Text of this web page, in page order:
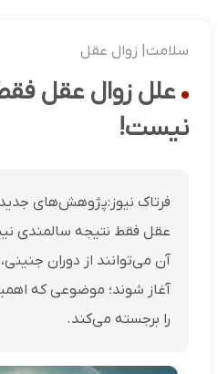
سلامت| زوال عقل
علل زوال عقل
نیست!
فرتاک نیوز:پژوهش‌های
عقل فقط نتیجه سالمندی
آن می‌توانند از دوران
آغاز شوند؛ موضوعی که
را برجسته می‌کند.